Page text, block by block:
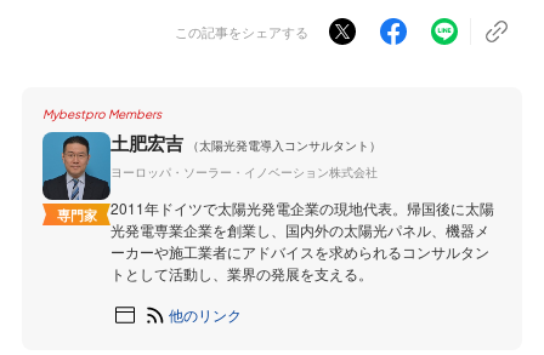
この記事をシェアする
Mybestpro Members
専門家
土肥宏吉
（太陽光発電導入コンサルタント）
ヨーロッパ・ソーラー・イノベーション株式会社
2011年ドイツで太陽光発電企業の現地代表。帰国後に太陽
光発電専業企業を創業し、国内外の太陽光パネル、機器メ
ーカーや施工業者にアドバイスを求められるコンサルタン
トとして活動し、業界の発展を支える。
他のリンク